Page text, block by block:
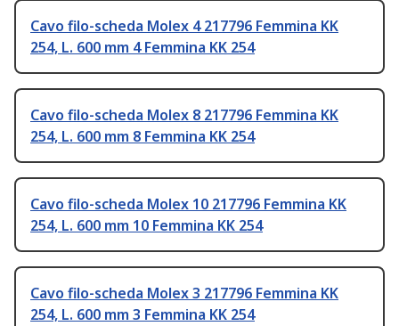
Cavo filo-scheda Molex 4 217796 Femmina KK
254, L. 600 mm 4 Femmina KK 254
Cavo filo-scheda Molex 8 217796 Femmina KK
254, L. 600 mm 8 Femmina KK 254
Cavo filo-scheda Molex 10 217796 Femmina KK
254, L. 600 mm 10 Femmina KK 254
Cavo filo-scheda Molex 3 217796 Femmina KK
254, L. 600 mm 3 Femmina KK 254